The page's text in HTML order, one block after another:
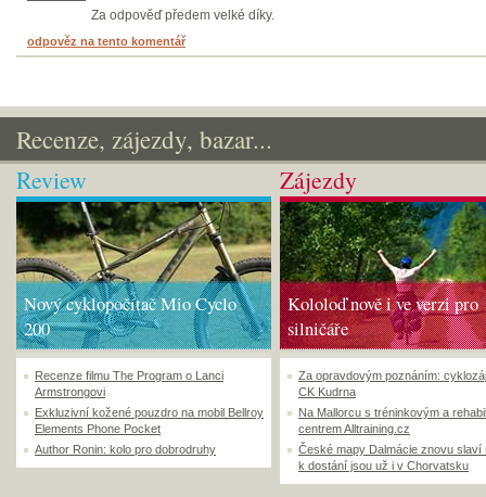
Za odpověď předem velké díky.
odpověz na tento komentář
Recenze, zájezdy, bazar...
Review
Nový cyklopočítač Mio Cyclo
200
Recenze filmu The Program o Lanci
Armstrongovi
Exkluzivní kožené pouzdro na mobil Bellroy
Elements Phone Pocket
Author Ronin: kolo pro dobrodruhy
Zájezdy
Kololoď nově i ve verzi pro
silničáře
Za opravdovým poznáním:
CK Kudrna
Na Mallorcu s tréninkovým a
centrem Alltraining.cz
České mapy Dalmácie znovu slaví
k dostání jsou už i v Chorvatsku